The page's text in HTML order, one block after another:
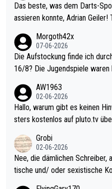
Das beste, was dem Darts-
assieren konnte, Adrian Geiler!
Morgoth42x
07-06-2026
Die Aufstockung finde ich
16/8? Die Jugendspiele waren letztes Jahr durchaus sehr kurz
Allerdings ist Mitchell Lawrie als Nummer 1 der Welt eh qualifi
ziert. Somit ändert die
sters erstmal nichts. Ich denke sie wollen damit für nächstes J
ohl wenig WDF Turniere
es Jahr der Fall. Er musste
den Qualifier und ich glaube
AW1963
02-06-2026
Hallo, warum gibt es keinen Hinweis, dass die Nordic Darts Ma
sters kostenlos auf pluto.tv
Grobi
02-06-2026
Nee, die dämlichen Schreiber,
tische und/ oder sexistische